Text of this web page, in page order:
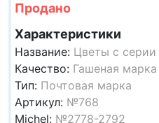
Продано
Характеристики
Название: Цветы с
Качество: Гашеная марка
Тип: Почтовая марка
Артикул: №768
Michel: №2778-2792